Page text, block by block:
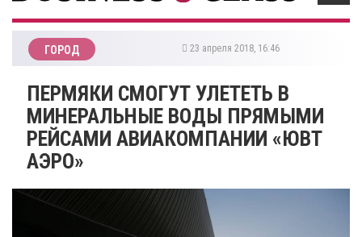
ГОРОД 23 апреля 2018, 16:46
ПЕРМЯКИ СМОГУТ УЛЕТЕТЬ В
МИНЕРАЛЬНЫЕ ВОДЫ ПРЯМЫМИ
РЕЙСАМИ АВИАКОМПАНИИ «ЮВТ
АЭРО»